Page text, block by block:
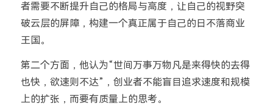
者需要不断提升自己的格局与高度，让自己的视野突
破云层的屏障，构建一个真正属于自己的日不落商业
王国。
第二个方面，他认为“世间万事万物凡是来得快的去得
也快，欲速则不达”，创业者不能盲目追求速度和规模
上的扩张，而要有质量上的思考。